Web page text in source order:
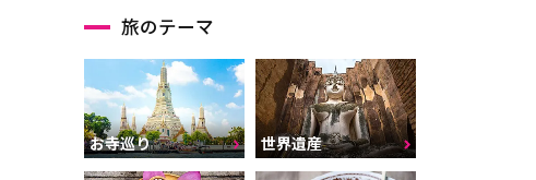
旅のテーマ
お寺巡り 世界遺産